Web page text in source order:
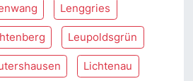
Lenggries
Leupoldsgrün
Lichtenau